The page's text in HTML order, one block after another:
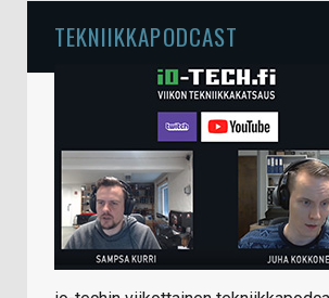
TEKNIIKKAPODCAST